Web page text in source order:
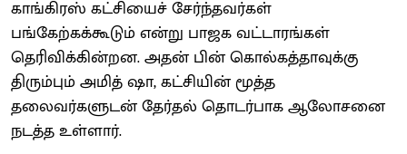
காங்கிரஸ் கட்சியைச் சேர்ந்தவர்கள்
பங்கேற்கக்கூடும் என்று பாஜக வட்டாரங்கள்
தெரிவிக்கின்றன. அதன் பின் கொல்கத்தாவுக்கு
திரும்பும் அமித் ஷா, கட்சியின் மூத்த
தலைவர்களுடன் தேர்தல் தொடர்பாக ஆலோசனை
நடத்த உள்ளார்.